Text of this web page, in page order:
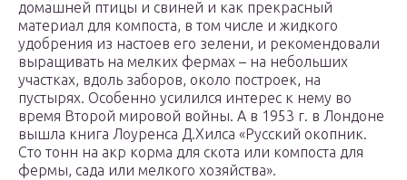
домашней птицы и свиней и как прекрасный
материал для компоста, в том числе и жидкого
удобрения из настоев его зелени, и рекомендовали
выращивать на мелких фермах – на небольших
участках, вдоль заборов, около построек, на
пустырях. Особенно усилился интерес к нему во
время Второй мировой войны. А в 1953 г. в Лондоне
вышла книга Лоуренса Д.Хилса «Русский окопник.
Сто тонн на акр корма для скота или компоста для
фермы, сада или мелкого хозяйства».